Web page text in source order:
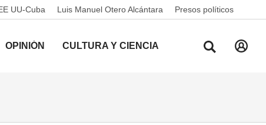
UU-Cuba Luis Manuel Otero Alcántara Presos políticos
OPINIÓN CULTURA Y CIENCIA